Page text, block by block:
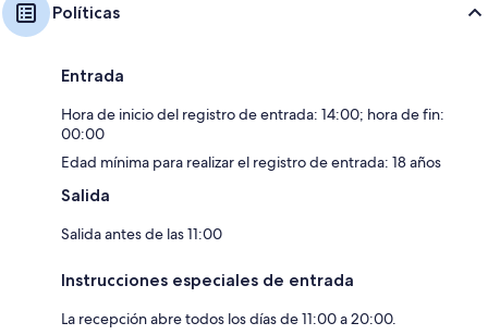
Políticas
Entrada
Hora de inicio del registro de entrada: 14:00; hora de fin:
00:00
Edad mínima para realizar el registro de entrada: 18 años
Salida
Salida antes de las 11:00
Instrucciones especiales de entrada
La recepción abre todos los días de 11:00 a 20:00.